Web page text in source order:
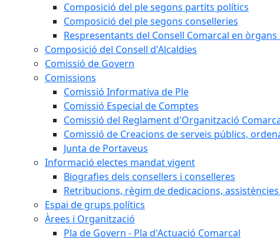
Composició del ple segons partits polítics
Composició del ple segons conselleries
Respresentants del Consell Comarcal en òrgans
Composició del Consell d'Alcaldies
Comissió de Govern
Comissions
Comissió Informativa de Ple
Comissió Especial de Comptes
Comissió del Reglament d'Organització
Comissió de Creacions de serveis públics,
Junta de Portaveus
Informació electes mandat vigent
Biografies dels consellers i conselleres
Retribucions, règim de dedicacions,
Espai de grups polítics
Àrees i Organització
Pla de Govern - Pla d'Actuació Comarcal